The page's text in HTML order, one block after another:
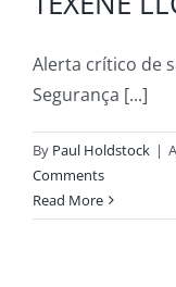
Alerta crítico de
Segurança [...]
By Paul Holdstock |
Comments
Read More